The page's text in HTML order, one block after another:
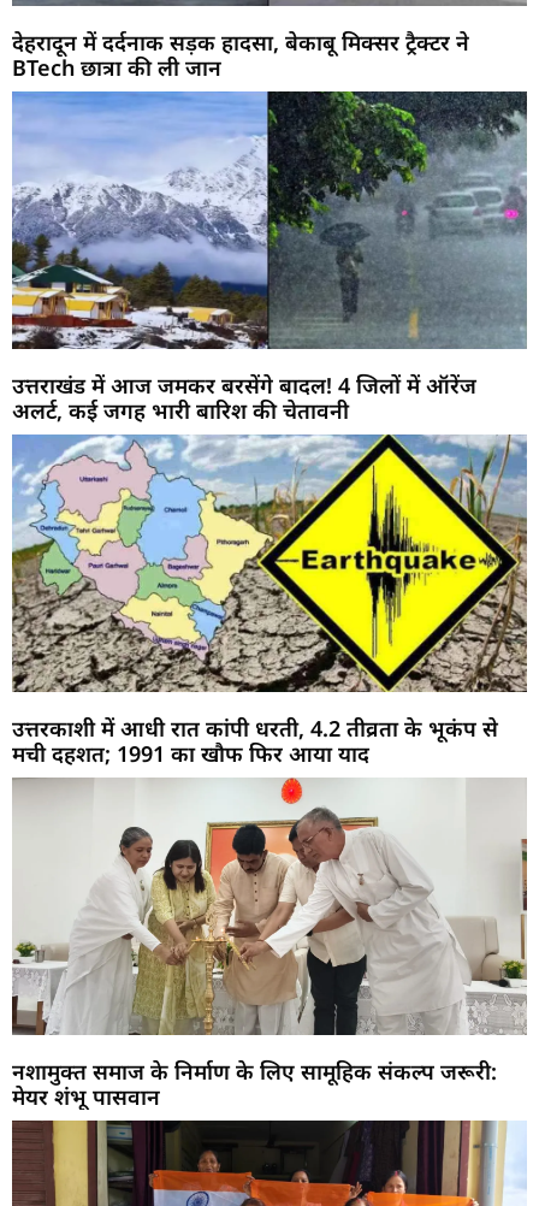
देहरादून में दर्दनाक सड़क हादसा, बेकाबू मिक्सर ट्रैक्टर ने
BTech छात्रा की ली जान
उत्तराखंड में आज जमकर बरसेंगे बादल! 4 जिलों में ऑरेंज
अलर्ट, कई जगह भारी बारिश की चेतावनी
उत्तरकाशी में आधी रात कांपी धरती, 4.2 तीव्रता के भूकंप से
मची दहशत; 1991 का खौफ फिर आया याद
नशामुक्त समाज के निर्माण के लिए सामूहिक संकल्प जरूरी:
मेयर शंभू पासवान